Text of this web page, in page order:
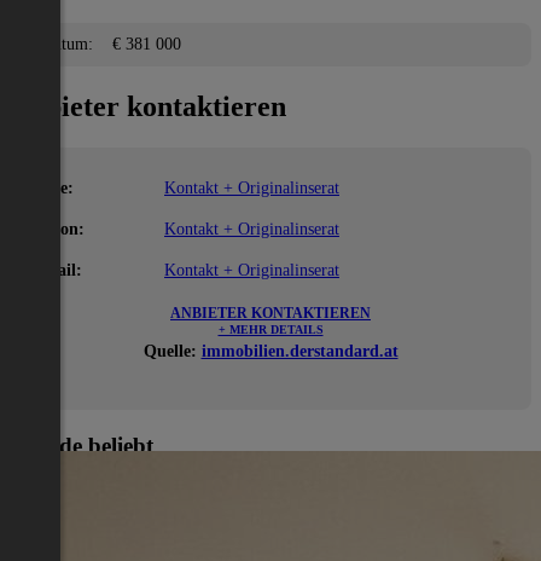
Eigentum: € 381 000
Anbieter kontaktieren
Name: Kontakt + Originalinserat
Telefon: Kontakt + Originalinserat
E-Mail: Kontakt + Originalinserat
ANBIETER KONTAKTIEREN
+ MEHR DETAILS
Quelle: immobilien.derstandard.at
Gerade beliebt